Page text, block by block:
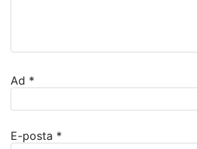
Ad *
E-posta *